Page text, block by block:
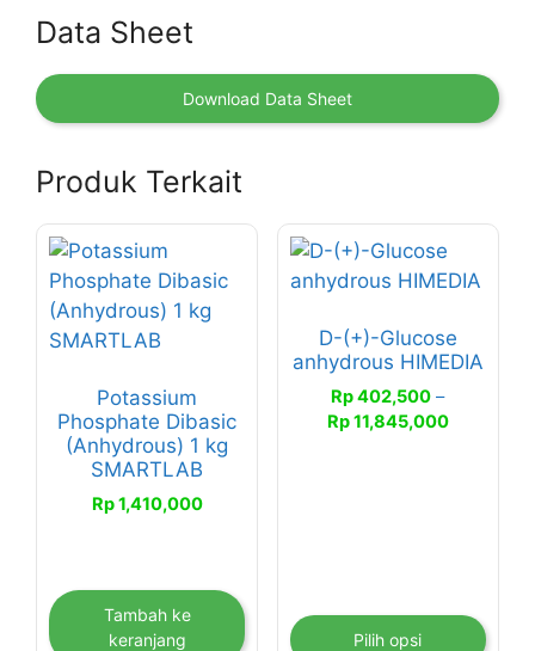
Data Sheet
Download Data Sheet
Produk Terkait
Potassium
Phosphate Dibasic
(Anhydrous) 1 kg
SMARTLAB
Rp1,410,000
Tambah ke
keranjang
D-(+)-Glucose
anhydrous HIMEDIA
Rp402,500 –
Rp11,845,000Rentang
Pilih opsi
Produk
ini
beberapa
varian.
Pilihan